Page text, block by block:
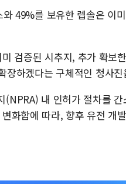
49%를 보유한 렙솔은 이
검증된 시추지, 추가 확보
하겠다는 구체적인 청사진
(NPRA) 내 인허가 절차를
화함에 따라, 향후 유전 개